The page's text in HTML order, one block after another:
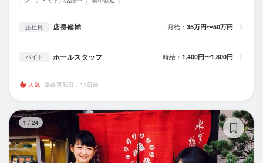
正社員 店長候補 月給： 35万円〜50万円
バイト ホールスタッフ 時給： 1,400円〜1,800円
人気 最終更新日：11日前
1 / 24